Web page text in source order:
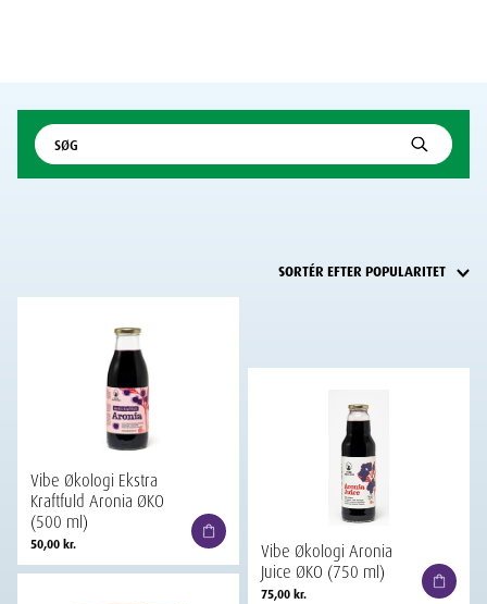
Vibe Økologi Ekstra
Kraftfuld Aronia ØKO
(500 ml)
50,00kr. Vibe Økologi Aronia
Juice ØKO (750 ml)
75,00kr.